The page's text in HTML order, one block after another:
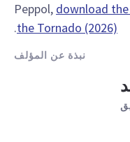
Peppol, download
the Tornado (2026)
.
نبذة عن المؤلف